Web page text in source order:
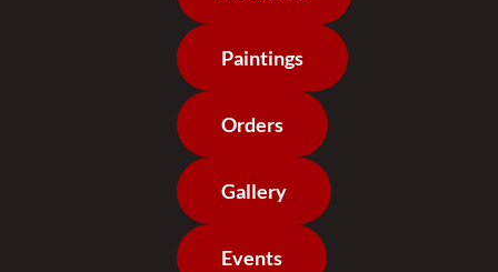
Paintings
Orders
Gallery
Events